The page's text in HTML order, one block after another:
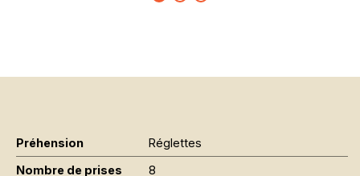
Préhension
Réglettes
Nombre de prises
8